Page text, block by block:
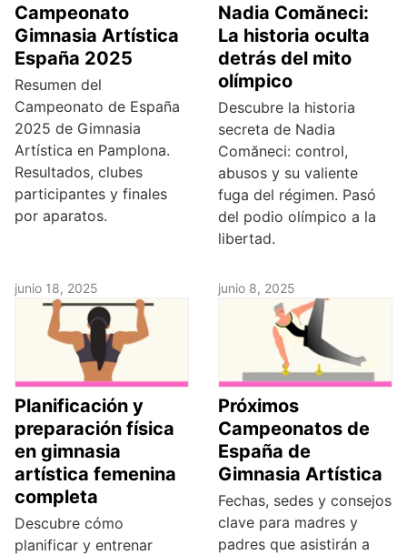
Campeonato
Gimnasia Artística
España 2025
Resumen del
Campeonato de España
2025 de Gimnasia
Artística en Pamplona.
Resultados, clubes
participantes y finales
por aparatos.
Nadia Comăneci:
La historia oculta
detrás del mito
olímpico
Descubre la historia
secreta de Nadia
Comăneci: control,
abusos y su valiente
fuga del régimen. Pasó
del podio olímpico a la
libertad.
junio 18, 2025
Planificación y
preparación física
en gimnasia
artística femenina
completa
Descubre cómo
planificar y entrenar
junio 8, 2025
Próximos
Campeonatos de
España de
Gimnasia Artística
Fechas, sedes y consejos
clave para madres y
padres que asistirán a